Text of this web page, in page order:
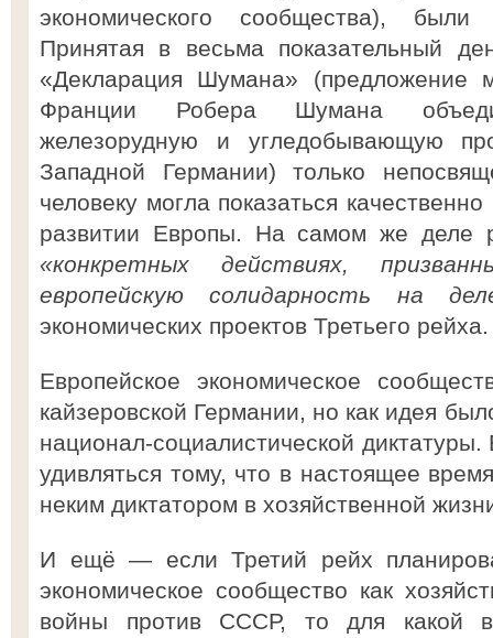
экономического сообщества),
Принятая в весьма показательный
«Декларация Шумана» (предложение
Франции Робера Шумана
железорудную и угледобывающую
Западной Германии) только
человеку могла показаться
развитии Европы. На самом же деле
«конкретных действиях,
европейскую солидарность на
экономических проектов Третьего рейха.
Европейское экономическое
кайзеровской Германии, но как идея
национал-социалистической
удивляться тому, что в настоящее
неким диктатором в хозяйственной
И ещё — если Третий рейх
экономическое сообщество как
войны против СССР, то для какой